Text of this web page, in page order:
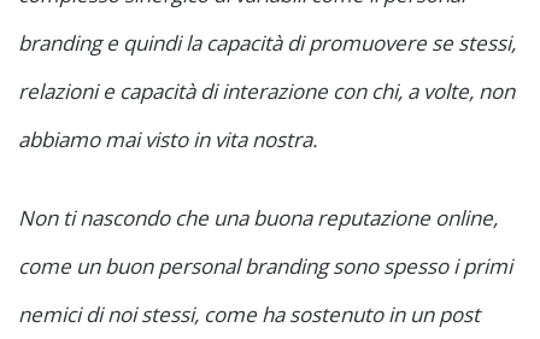
branding e quindi la capacità di promuovere se stessi,
relazioni e capacità di interazione con chi, a volte, non
abbiamo mai visto in vita nostra.
Non ti nascondo che una buona reputazione online,
come un buon personal branding sono spesso i primi
nemici di noi stessi, come ha sostenuto in un post